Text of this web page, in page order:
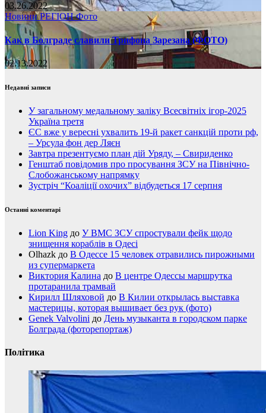
03.26.2022
НовиниРЕГІОНФото
Как в Болграде славили Трифона Зарезана (ФОТО)
02.13.2022
Недавні записи
У загальному медальному заліку Всесвітніх ігор-2025
Україна третя
ЄС вже у вересні ухвалить 19-й ракет санкцій проти рф,
– Урсула фон дер Ляєн
Завтра презентуємо план дій Уряду, – Свириденко
Генштаб повідомив про просування ЗСУ на Північно-
Слобожанському напрямку
Зустріч “Коаліції охочих” відбудеться 17 серпня
Останні коментарі
Lion King до У ВМС ЗСУ спростували фейк щодо
знищення кораблів в Одесі
Olhazk до В Одессе 15 человек отравились пирожными
из супермаркета
Виктория Калина до В центре Одессы маршрутка
протаранила трамвай
Кирилл Шляховой до В Килии открылась выставка
мастерицы, которая вышивает без рук (фото)
Genek Valvolini до День музыканта в городском парке
Болграда (фоторепортаж)
Політика